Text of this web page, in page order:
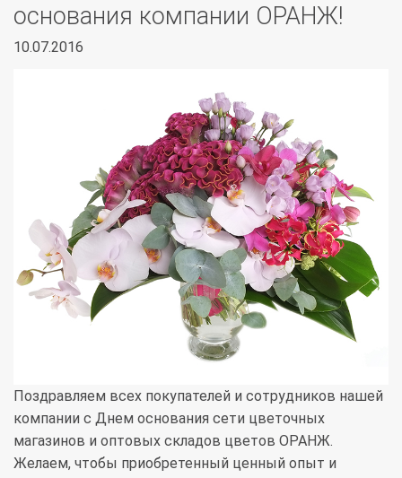
основания компании ОРАНЖ!
10.07.2016
Поздравляем всех покупателей и сотрудников нашей
компании с Днем основания сети цветочных
магазинов и оптовых складов цветов ОРАНЖ.
Желаем, чтобы приобретенный ценный опыт и